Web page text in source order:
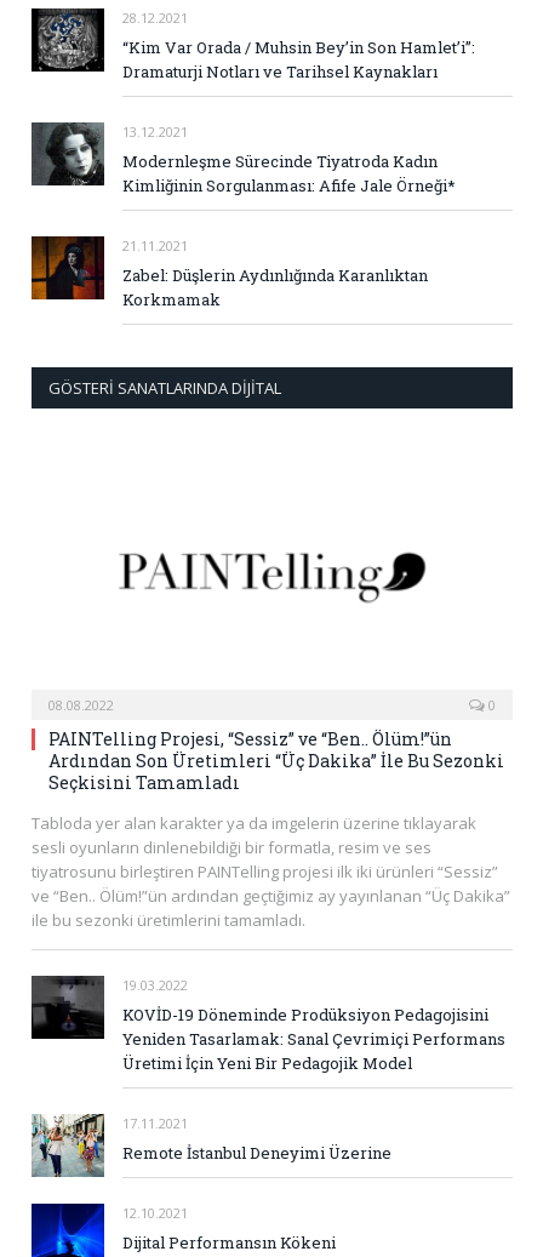
28.12.2021
“Kim Var Orada / Muhsin Bey’in Son Hamlet’i”:
Dramaturji Notları ve Tarihsel Kaynakları
13.12.2021
Modernleşme Sürecinde Tiyatroda Kadın
Kimliğinin Sorgulanması: Afife Jale Örneği*
21.11.2021
Zabel: Düşlerin Aydınlığında Karanlıktan
Korkmamak
GÖSTERI SANATLARINDA DIJITAL
08.08.2022 0
PAINTelling Projesi, “Sessiz” ve “Ben.. Ölüm!”ün
Ardından Son Üretimleri “Üç Dakika” İle Bu Sezonki
Seçkisini Tamamladı
Tabloda yer alan karakter ya da imgelerin üzerine tıklayarak
sesli oyunların dinlenebildiği bir formatla, resim ve ses
tiyatrosunu birleştiren PAINTelling projesi ilk iki ürünleri “Sessiz”
ve “Ben.. Ölüm!”ün ardından geçtiğimiz ay yayınlanan “Üç Dakika”
ile bu sezonki üretimlerini tamamladı.
19.03.2022
KOVİD-19 Döneminde Prodüksiyon Pedagojisini
Yeniden Tasarlamak: Sanal Çevrimiçi Performans
Üretimi İçin Yeni Bir Pedagojik Model
17.11.2021
Remote İstanbul Deneyimi Üzerine
12.10.2021
Dijital Performansın Kökeni